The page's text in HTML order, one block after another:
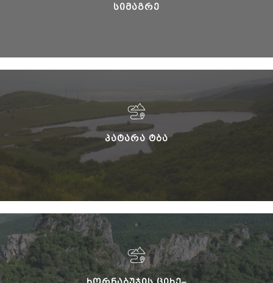
ᲡᲘᲛᲐᲒᲠᲔ
ᲞᲐᲢᲐᲠᲐ ᲢᲑᲐ